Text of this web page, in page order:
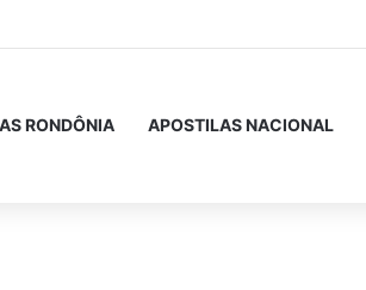
RONDÔNIA APOSTILAS NACIONAL